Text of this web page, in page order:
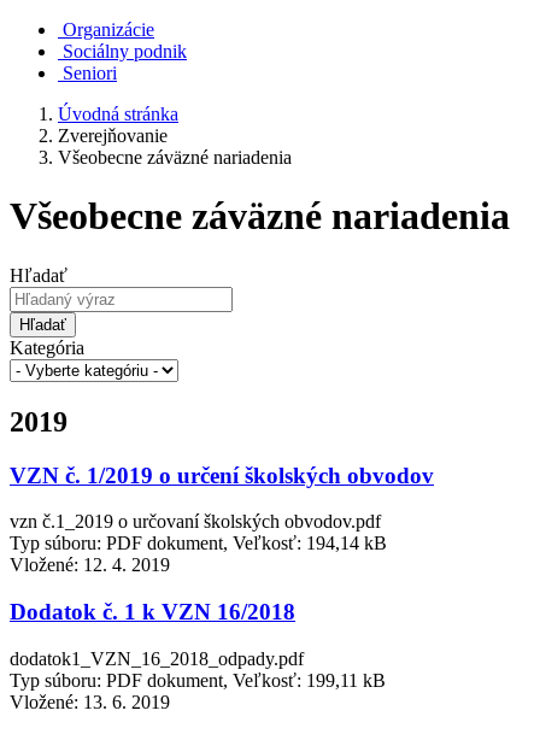
Organizácie
Sociálny podnik
Seniori
Úvodná stránka
Zverejňovanie
Všeobecne záväzné nariadenia
Všeobecne záväzné nariadenia
Hľadať
Hľadať
Kategória
2019
VZN č. 1/2019 o určení školských obvodov
vzn č.1_2019 o určovaní školských obvodov.pdf
Typ súboru: PDF dokument, Veľkosť: 194,14 kB
Vložené: 12. 4. 2019
Dodatok č. 1 k VZN 16/2018
dodatok1_VZN_16_2018_odpady.pdf
Typ súboru: PDF dokument, Veľkosť: 199,11 kB
Vložené: 13. 6. 2019